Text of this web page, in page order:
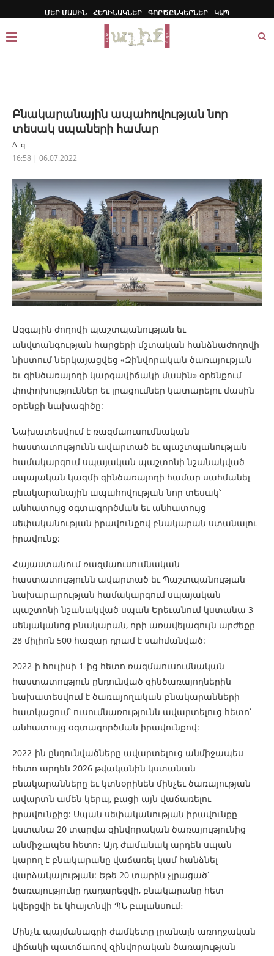
ՄԵՐ ՄԱՍԻՆ ՀԵՂԻՆԱԿՆԵՐ ԳՈՐԾԸՆԿԵՐՆԵՐ ԿԱՊ
Բնակարանային ապահովության նոր
տեսակ սպաների համար
Aliq
16:58 | 06.07.2022
Ազգային ժողովի պաշտպանության եւ
անվտանգության հարցերի մշտական հանձնաժողովի
նիստում ներկայացվեց «Զինվորական ծառայության
եւ զինծառայողի կարգավիճակի մասին» օրենքում
փոփոխություններ եւ լրացումներ կատարելու մասին
օրենքի նախագիծը:
Նախատեսվում է ռազմաուսումնական
հաստատությունն ավարտած եւ պաշտպանության
համակարգում սպայական պաշտոնի նշանակված
սպայական կազմի զինծառայողի համար սահմանել
բնակարանային ապահովության նոր տեսակ՝
անհատույց օգտագործման եւ անհատույց
սեփականության իրավունքով բնակարան ստանալու
իրավունք:
Հայաստանում ռազմաուսումնական
հաստատությունն ավարտած եւ Պաշտպանության
նախարարության համակարգում սպայական
պաշտոնի նշանակված սպան Երեւանում կստանա 3
սենյականոց բնակարան, որի առավելագույն արժեքը
28 միլիոն 500 հազար դրամ է սահմանված:
2022-ի հուլիսի 1-ից հետո ռազմաուսումնական
հաստատություն ընդունված զինծառայողներին
նախատեսվում է ծառայողական բնակարանների
հատկացում՝ ուսումնառությունն ավարտելուց հետո՝
անհատույց օգտագործման իրավունքով:
2022-ին ընդունվածները ավարտելուց անմիջապես
հետո արդեն 2026 թվականին կստանան
բնակարանները եւ կտնօրինեն մինչեւ ծառայության
ավարտն ամեն կերպ, բացի այն վաճառելու
իրավունքից: Սպան սեփականության իրավունքը
կստանա 20 տարվա զինվորական ծառայությունից
անմիջապես հետո։ Այդ ժամանակ արդեն սպան
կարող է բնակարանը վաճառել կամ հանձնել
վարձակալության: Եթե 20 տարին չլրացած՝
ծառայությունը դադարեցվի, բնակարանը հետ
կվերցվի եւ կհայտնվի ՊՆ բալանսում։
Մինչև պայմանագրի ժամկետը լրանալն առողջական
վիճակի պատճառով զինվորական ծառայության